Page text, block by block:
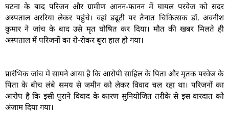
घटना के बाद परिजन और ग्रामीण आनन-फानन में घायल परवेज को सदर
अस्पताल अररिया लेकर पहुंचे। वहां ड्यूटी पर तैनात चिकित्सक डॉ. अवनीश
कुमार ने जांच के बाद उसे मृत घोषित कर दिया। मौत की खबर मिलते ही
अस्पताल में परिजनों का रो-रोकर बुरा हाल हो गया।
प्रारंभिक जांच में सामने आया है कि आरोपी साहिल के पिता और मृतक परवेज के
पिता के बीच लंबे समय से जमीन को लेकर विवाद चल रहा था। परिजनों का
आरोप है कि इसी पुराने विवाद के कारण सुनियोजित तरीके से इस वारदात को
अंजाम दिया गया।